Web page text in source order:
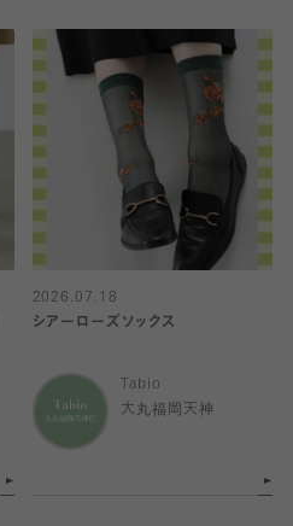
2026.07.18
シアーローズソックス
Tabio
大丸福岡天神